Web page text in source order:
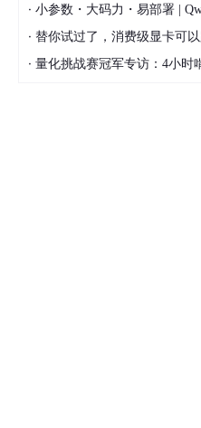
· 小参数・大码力・易部署 | Qwen3.6-
· 替你试过了，消费级显卡可以跑的开源文
· 量化挑战赛冠军专访：4小时啃